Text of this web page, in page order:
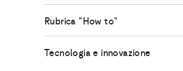
Rubrica "How to"
Tecnologia e innovazione